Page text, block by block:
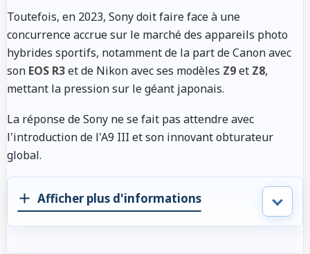
Toutefois, en 2023, Sony doit faire face à une
concurrence accrue sur le marché des appareils photo
hybrides sportifs, notamment de la part de Canon avec
son EOS R3et de Nikon avec ses modèles Z9et Z8,
mettant la pression sur le géant japonais.
La réponse de Sony ne se fait pas attendre avec
l'introduction de l'A9 III et son innovant obturateur
global.
Afficher plus d'informations